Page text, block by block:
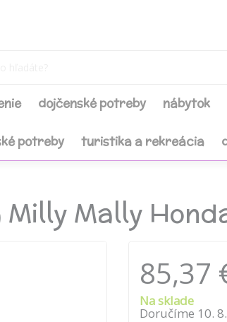
dojčenské potreby nábytok
potreby turistika a rekreácia
Mally
85,37
Na sklade
Doručíme 10. 8.